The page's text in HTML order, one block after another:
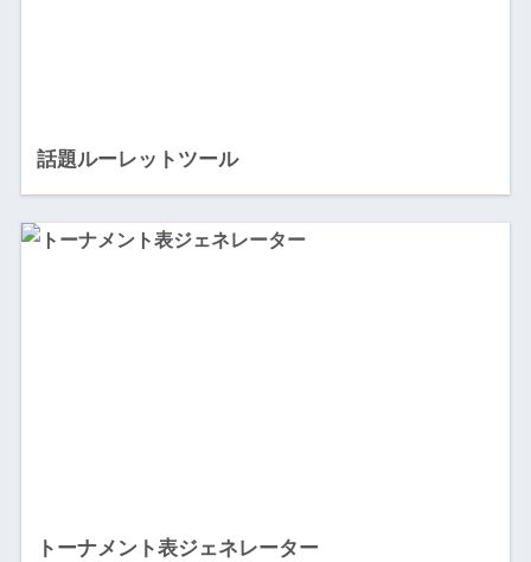
話題ルーレットツール
トーナメント表ジェネレーター